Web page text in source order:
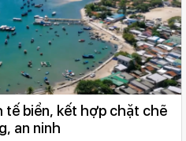
tế biển, kết hợp chặt chẽ
an ninh